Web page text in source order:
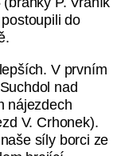
do
V prvním
nad
nájezdech
V. Crhonek).
síly borci ze